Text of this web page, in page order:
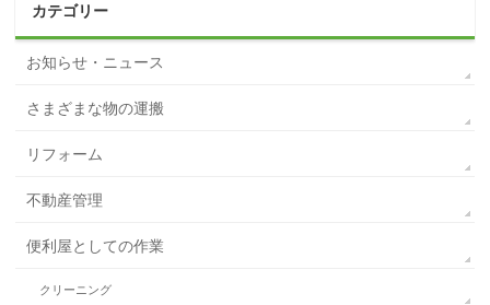
カテゴリー
お知らせ・ニュース
さまざまな物の運搬
リフォーム
不動産管理
便利屋としての作業
クリーニング